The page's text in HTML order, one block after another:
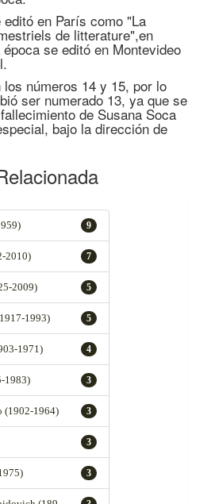
en París como "La
de litterature",en
se editó en Montevideo
números 14 y 15, por lo
ser numerado 13, ya que se
de Susana Soca
bajo la dirección de
9
7
2010)
5
2009)
5
1993)
4
1971)
3
1983)
3
(1902-1964)
3
3